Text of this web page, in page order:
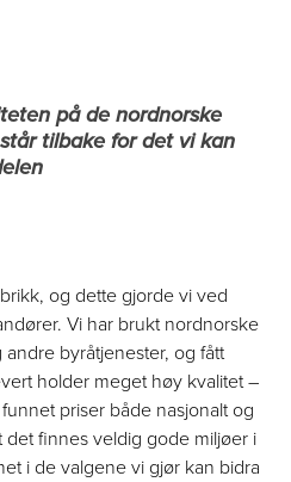
på de nordnorske
tilbake for det vi kan
og dette gjorde vi ved
Vi har brukt nordnorske
byråtjenester, og fått
holder meget høy kvalitet –
priser både nasjonalt og
det finnes veldig gode miljøer i
i de valgene vi gjør kan bidra